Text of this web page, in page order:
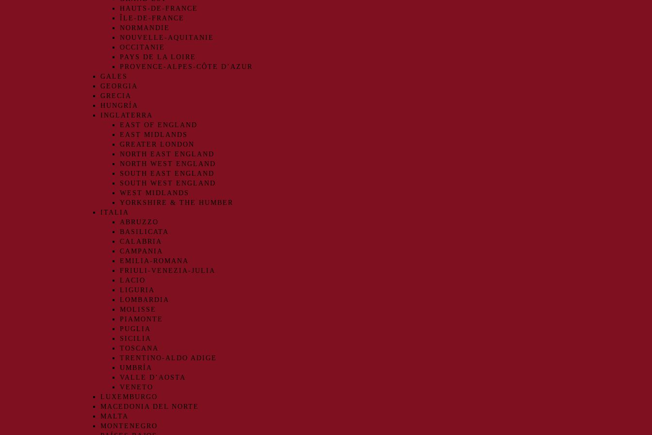
HAUTS-DE-FRANCE
ÎLE-DE-FRANCE
NORMANDIE
NOUVELLE-AQUITANIE
OCCITANIE
PAYS DE LA LOIRE
PROVENCE-ALPES-CÔTE D’AZUR
GALES
GEORGIA
GRECIA
HUNGRÍA
INGLATERRA
EAST OF ENGLAND
EAST MIDLANDS
GREATER LONDON
NORTH EAST ENGLAND
NORTH WEST ENGLAND
SOUTH EAST ENGLAND
SOUTH WEST ENGLAND
WEST MIDLANDS
YORKSHIRE & THE HUMBER
ITALIA
ABRUZZO
BASILICATA
CALABRIA
CAMPANIA
EMILIA-ROMANA
FRIULI-VENEZIA-JULIA
LACIO
LIGURIA
LOMBARDIA
MOLISSE
PIAMONTE
PUGLIA
SICILIA
TOSCANA
TRENTINO-ALDO ADIGE
UMBRÍA
VALLE D’AOSTA
VENETO
LUXEMBURGO
MACEDONIA DEL NORTE
MALTA
MONTENEGRO